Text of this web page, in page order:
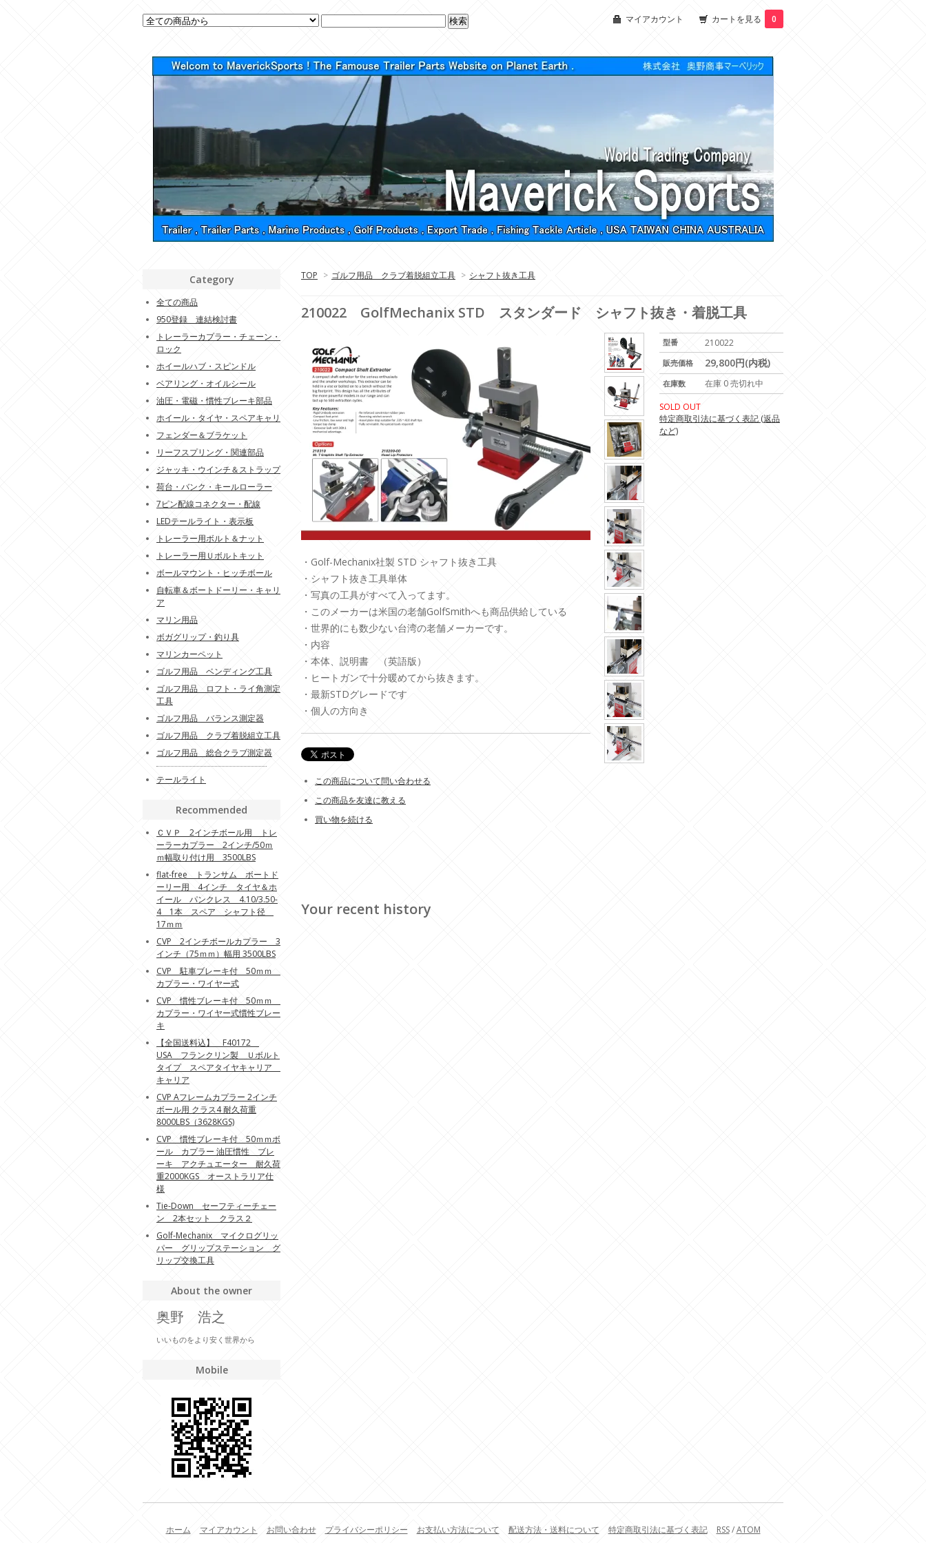
マイアカウント カートを見る 0
TOP > ゴルフ用品 クラブ着脱組立工具 > シャフト抜き工具
210022 GolfMechanix STD スタンダード シャフト抜き・着脱工具
型番 210022
販売価格 29,800円(内税)
在庫数
在庫 0 売切れ中
SOLD OUT
特定商取引法に基づく表記 (返品
など)
・Golf-Mechanix社製 STD シャフト抜き工具
・シャフト抜き工具単体
・写真の工具がすべて入ってます。
・このメーカーは米国の老舗GolfSmithへも商品供給している
・世界的にも数少ない台湾の老舗メーカーです。
・内容
・本体、説明書 （英語版）
・ヒートガンで十分暖めてから抜きます。
・最新STDグレードです
・個人の方向き
この商品について問い合わせる
この商品を友達に教える
買い物を続ける
Your recent history
Category
全ての商品
950登録 連結検討書
トレーラーカプラー・チェーン・
ロック
ホイールハブ・スピンドル
ベアリング・オイルシール
油圧・電磁・慣性ブレーキ部品
ホイール・タイヤ・スペアキャリ
フェンダー＆ブラケット
リーフスプリング・関連部品
ジャッキ・ウインチ＆ストラップ
荷台・バンク・キールローラー
7ピン配線コネクター・配線
LEDテールライト・表示板
トレーラー用ボルト＆ナット
トレーラー用Ｕボルトキット
ボールマウント・ヒッチボール
自転車＆ボートドーリー・キャリ
ア
マリン用品
ボガグリップ・釣り具
マリンカーペット
ゴルフ用品 ベンディング工具
ゴルフ用品 ロフト・ライ角測定
工具
ゴルフ用品 バランス測定器
ゴルフ用品 クラブ着脱組立工具
ゴルフ用品 総合クラブ測定器
テールライト
Recommended
ＣＶＰ 2インチボール用 トレ
ーラーカプラー 2インチ/50ｍ
ｍ幅取り付け用 3500LBS
flat-free トランサム ボートド
ーリー用 4インチ タイヤ＆ホ
イール パンクレス 4.10/3.50-
4 1本 スペア シャフト径
17ｍｍ
CVP 2インチボールカプラー 3
インチ（75ｍｍ）幅用 3500LBS
CVP 駐車ブレーキ付 50ｍｍ
カプラー・ワイヤー式
CVP 慣性ブレーキ付 50ｍｍ
カプラー・ワイヤー式慣性ブレー
キ
【全国送料込】 F40172
USA フランクリン製 Ｕボルト
タイプ スペアタイヤキャリア
キャリア
CVP Aフレームカプラー 2インチ
ボール用 クラス4 耐久荷重
8000LBS（3628KGS)
CVP 慣性ブレーキ付 50ｍｍボ
ール カプラー 油圧慣性 ブレ
ーキ アクチュエーター 耐久荷
重2000KGS オーストラリア仕
様
Tie-Down セーフティーチェー
ン 2本セット クラス２
Golf-Mechanix マイクログリッ
パー グリップステーション グ
リップ交換工具
About the owner
奥野 浩之
いいものをより安く世界から
Mobile
ホーム マイアカウント お問い合わせ プライバシーポリシー お支払い方法について 配送方法・送料について 特定商取引法に基づく表記 RSS/ATOM